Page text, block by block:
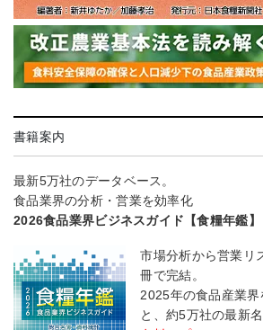
書籍案内
最新5万社のデータベース。
食品業界の分析・営業を効率化
2026食品業界ビジネスガイド【食糧年鑑】
市場分析から営業リ
冊で完結。
2025年の食品産業
と、約5万社の最新名